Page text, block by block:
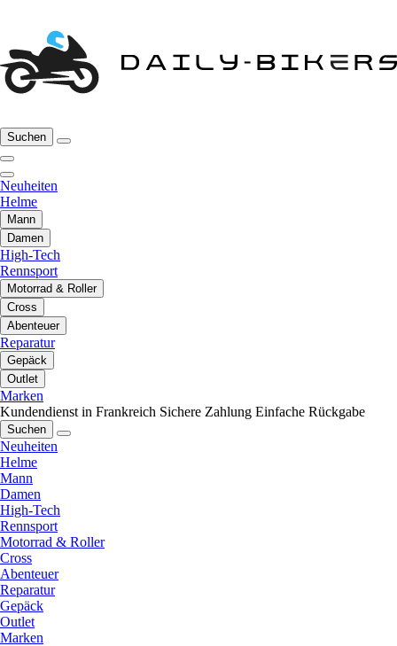
Suchen
Neuheiten
Helme
Mann
Damen
High-Tech
Rennsport
Motorrad & Roller
Cross
Abenteuer
Reparatur
Gepäck
Outlet
Marken
Kundendienst in Frankreich Sichere Zahlung Einfache Rückgabe
Suchen
Neuheiten
Helme
Mann
Damen
High-Tech
Rennsport
Motorrad & Roller
Cross
Abenteuer
Reparatur
Gepäck
Outlet
Marken